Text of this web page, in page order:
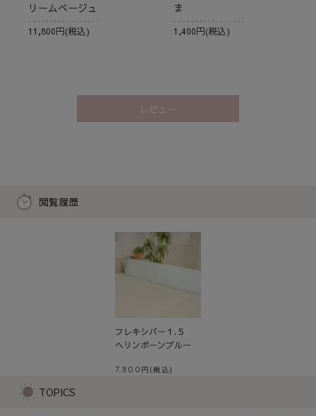
リームベージュ
11,800円(税込)
ま
1,400円(税込)
レビュー
閲覧履歴
フレキシバー１.５
ヘリンボーンブルー
7,800
TOPICS